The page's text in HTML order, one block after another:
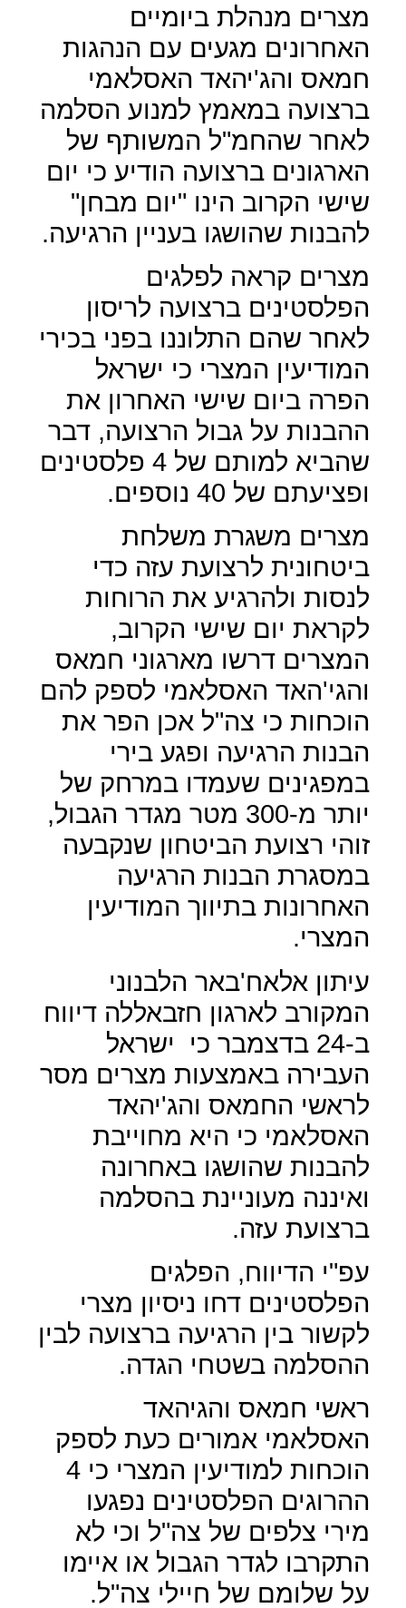
מצרים מנהלת ביומיים
האחרונים מגעים עם הנהגות
חמאס והג'יהאד האסלאמי
ברצועה במאמץ למנוע הסלמה
לאחר שהחמ"ל המשותף של
הארגונים ברצועה הודיע כי יום
שישי הקרוב הינו "יום מבחן"
להבנות שהושגו בעניין הרגיעה.
מצרים קראה לפלגים
הפלסטינים ברצועה לריסון
לאחר שהם התלוננו בפני בכירי
המודיעין המצרי כי ישראל
הפרה ביום שישי האחרון את
ההבנות על גבול הרצועה, דבר
שהביא למותם של 4 פלסטינים
ופציעתם של 40 נוספים.
מצרים משגרת משלחת
ביטחונית לרצועת עזה כדי
לנסות ולהרגיע את הרוחות
לקראת יום שישי הקרוב,
המצרים דרשו מארגוני חמאס
והגי'האד האסלאמי לספק להם
הוכחות כי צה"ל אכן הפר את
הבנות הרגיעה ופגע בירי
במפגינים שעמדו במרחק של
יותר מ-300 מטר מגדר הגבול,
זוהי רצועת הביטחון שנקבעה
במסגרת הבנות הרגיעה
האחרונות בתיווך המודיעין
המצרי.
עיתון אלאח'באר הלבנוני
המקורב לארגון חזבאללה דיווח
ב-24 בדצמבר כי
ישראל
העבירה באמצעות מצרים מסר
לראשי החמאס והג'יהאד
האסלאמי כי היא מחוייבת
להבנות שהושגו באחרונה
ואיננה מעוניינת בהסלמה
ברצועת עזה.
עפ"י הדיווח, הפלגים
הפלסטינים דחו ניסיון מצרי
לקשור בין הרגיעה ברצועה לבין
ההסלמה בשטחי הגדה.
ראשי חמאס והגיהאד
האסלאמי אמורים כעת לספק
הוכחות למודיעין המצרי כי 4
ההרוגים הפלסטינים נפגעו
מירי צלפים של צה"ל וכי לא
התקרבו לגדר הגבול או איימו
על שלומם של חיילי צה"ל.